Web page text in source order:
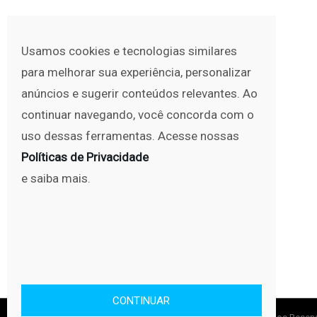
Usamos cookies e tecnologias similares
para melhorar sua experiência, personalizar
anúncios e sugerir conteúdos relevantes. Ao
continuar navegando, você concorda com o
uso dessas ferramentas. Acesse nossas
Políticas de Privacidade
e saiba mais.
CONTINUAR